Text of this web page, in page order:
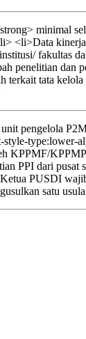
minimal
<li>Data
fakultas
penelitian dan
terkait tata kelola
pengelola
type:lower-
KPPMF/KPPMP
PPI dari pusat
PUSDI
satu